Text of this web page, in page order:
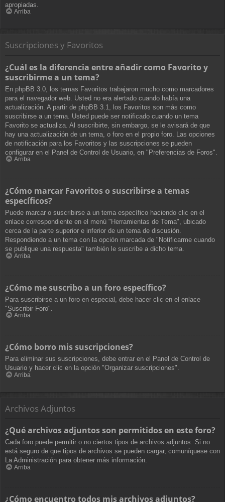
apropiadas.
Arriba
Suscripciones y Favoritos
¿Cuál es la diferencia entre añadir como Favorito y
suscribirme a un tema?
En phpBB 3.0, los temas Favoritos trabajaron mucho como marcadores
para el navegador web. Usted no era alertado cuando había una
actualización. A partir de phpBB 3.1, los Favoritos son más como
suscribirse a un tema. Usted puede ser notificado cuando un tema
Favorito se actualiza. Al suscribirte, sin embargo, se le avisará de que
hay una actualización de un tema, o foro en el propio foro. Las opciones
de notificación para los Favoritos y las suscripciones se pueden
configurar en el Panel de Control de Usuario, en "Preferencias de Foros".
Arriba
¿Cómo marcar Favoritos o suscribirse a temas
específicos?
Puede marcar o suscribirse a un tema específico haciendo clic en el
enlace correspondiente en el menú "Herramientas de Tema", ubicado
cerca de la parte superior e inferior de un tema de discusión.
Respondiendo a un tema con la opción marcada de "Notificarme cuando
se publique una respuesta" también le suscribe a dicho tema.
Arriba
¿Cómo me suscribo a un foro específico?
Para suscribirse a un foro en especial, debe hacer clic en el enlace
"Suscribir Foro".
Arriba
¿Cómo borro mis suscripciones?
Para eliminar sus suscripciones, debe entrar en el Panel de Control de
Usuario y hacer clic en la opción "Organizar suscripciones".
Arriba
Archivos Adjuntos
¿Qué archivos adjuntos son permitidos en este foro?
Cada foro puede permitir o no ciertos tipos de archivos adjuntos. Si no
está seguro de que tipos de archivos se pueden cargar, comuníquese con
La Administración para obtener más información.
Arriba
¿Cómo encuentro todos mis archivos adjuntos?